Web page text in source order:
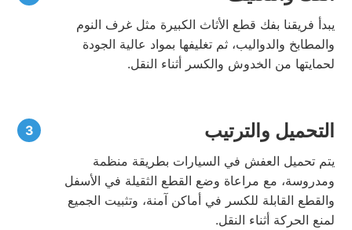
يبدأ فريقنا بفك قطع الأثاث الكبيرة مثل غرف النوم
والمطابخ والدواليب، ثم تغليفها بمواد عالية الجودة
لحمايتها من الخدوش والكسر أثناء النقل.
التحميل والترتيب
يتم تحميل العفش في السيارات بطريقة منظمة
ومدروسة، مع مراعاة وضع القطع الثقيلة في الأسفل
والقطع القابلة للكسر في أماكن آمنة، وتثبيت الجميع
لمنع الحركة أثناء النقل.